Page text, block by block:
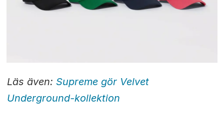
Läs även: Supreme gör Velvet
Underground-kollektion